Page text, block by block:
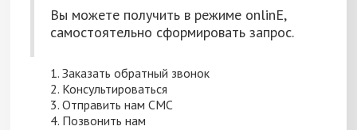
Вы можете получить в режиме onlinE,
самостоятельно сформировать запрос.
Заказать обратный звонок
Консультироваться
Отправить нам СМС
Позвонить нам